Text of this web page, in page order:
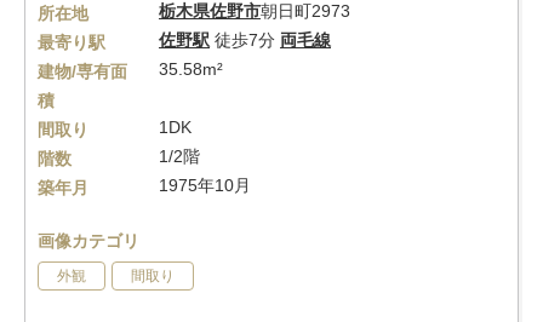
所在地
栃木県佐野市朝日町2973
最寄り駅
佐野駅 徒歩7分 両毛線
建物/専有面
積
35.58m²
間取り
1DK
階数
1/2階
築年月
1975年10月
画像カテゴリ
外観 間取り